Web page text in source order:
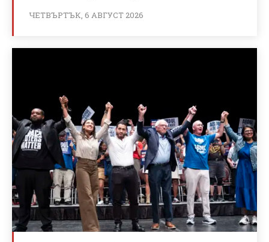
ЧЕТВЪРТЪК, 6 АВГУСТ 2026